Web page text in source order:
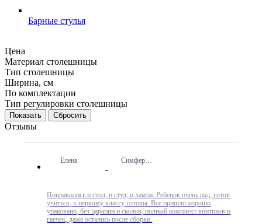
Барные стулья
Цена
Материал столешницы
Тип столешницы
Ширина, см
По комплектации
Тип регулировки столешницы
Сбросить
Отзывы
Елена Симферополь
Понравились и стол, и стул, и лампа. Ребенок очень рад, готов
учиться, к первому классу готовы. Все пришло хорошо
упаковано, без царапин и сколов, полный комплект винтиков и
гаечек, даже остались после сборки.